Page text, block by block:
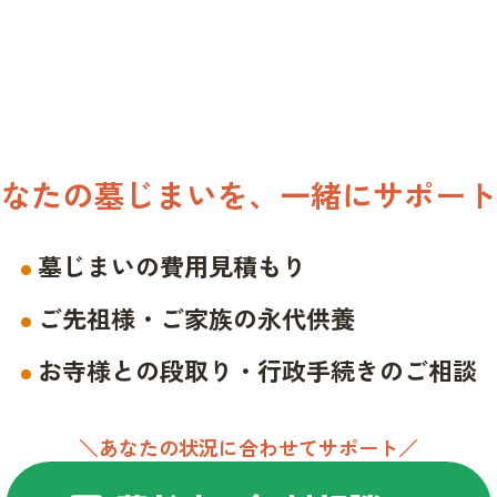
たの墓じまいを、一緒にサポー
墓じまいの費用見積もり
ご先祖様・ご家族の永代供養
お寺様との段取り・行政手続きのご相談
＼あなたの状況に合わせてサポート／